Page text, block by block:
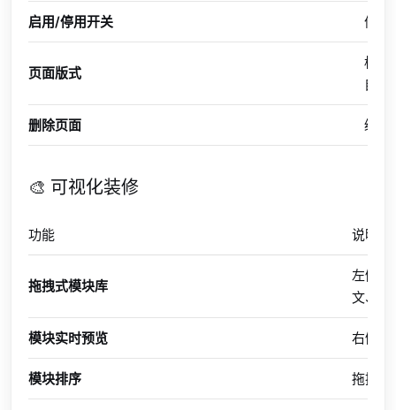
启用/停用开关 停用
页面版式
标准
自由
删除页面 级联
🎨 可视化装修
功能 说明
拖拽式模块库
左侧模
文、时
模块实时预览 右侧
模块排序 拖拽调